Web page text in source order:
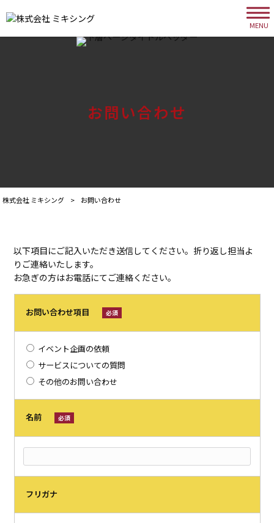
MENU
お問い合わせ
株式会社 ミキシング > お問い合わせ
以下項目にご記入いただき送信してください。折り返し担当よ
りご連絡いたします。
お急ぎの方はお電話にてご連絡ください。
お問い合わせ項目 必須
イベント企画の依頼
サービスについての質問
その他のお問い合わせ
名前 必須
フリガナ